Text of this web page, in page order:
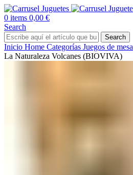
0 items 0,00 €
Search
Search
Inicio Home Categorías Juegos de mesa
La Naturaleza Volcanes (BIOVIVA)